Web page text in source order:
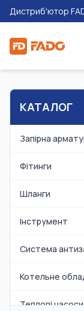
Дистриб'ютор
КАТАЛОГ
Запірна
Фітинги
Шланги
Інструмент
Система
Котельне
Теплові